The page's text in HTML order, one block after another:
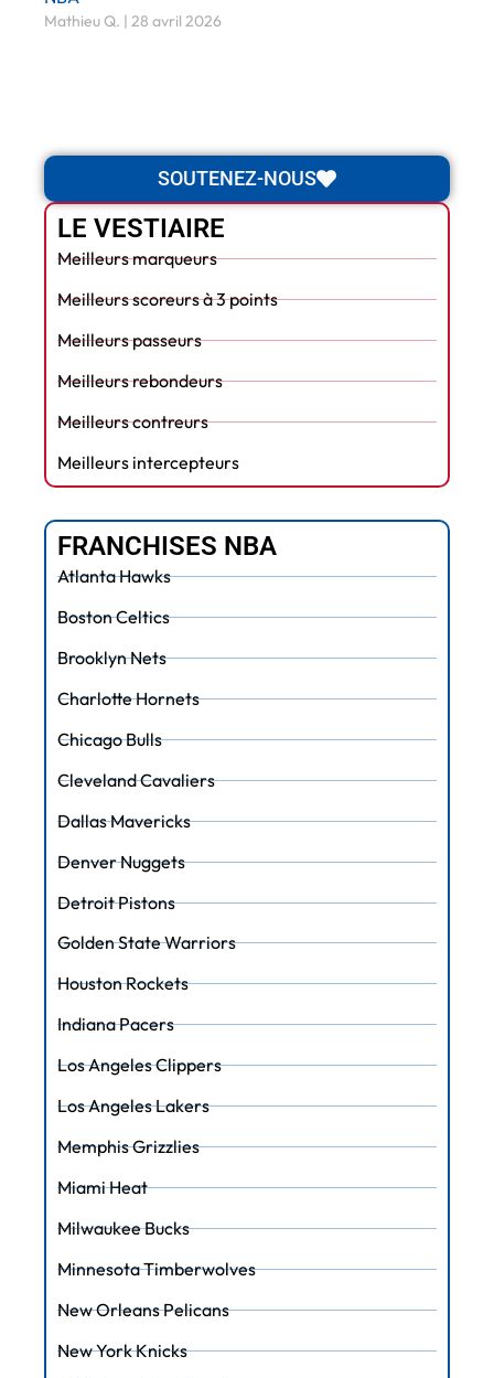
Mathieu Q. 28 avril 2026
SOUTENEZ-NOUS
LE VESTIAIRE
Meilleurs marqueurs
Meilleurs scoreurs à 3 points
Meilleurs passeurs
Meilleurs rebondeurs
Meilleurs contreurs
Meilleurs intercepteurs
FRANCHISES NBA
Atlanta Hawks
Boston Celtics
Brooklyn Nets
Charlotte Hornets
Chicago Bulls
Cleveland Cavaliers
Dallas Mavericks
Denver Nuggets
Detroit Pistons
Golden State Warriors
Houston Rockets
Indiana Pacers
Los Angeles Clippers
Los Angeles Lakers
Memphis Grizzlies
Miami Heat
Milwaukee Bucks
Minnesota Timberwolves
New Orleans Pelicans
New York Knicks